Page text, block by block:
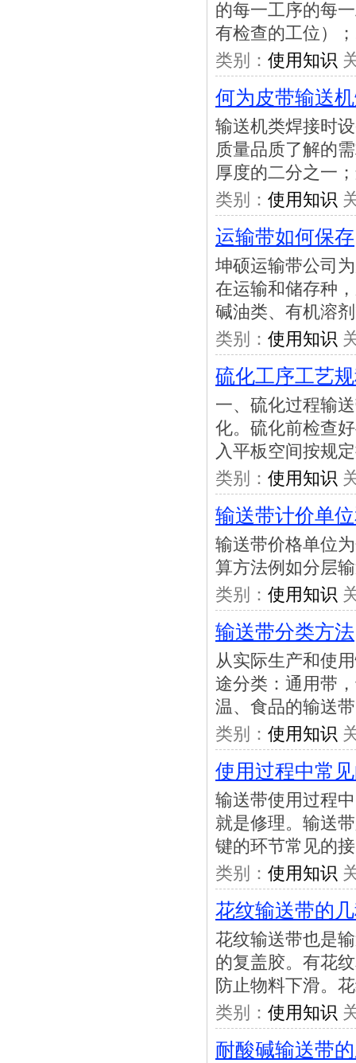
的每一工序的每
有检查的工位）
类别： 使用知识
何为皮带输送
输送机类焊接时
质量品质了解的
厚度的二分之一
类别： 使用知识
运输带如何保存
坤硕运输带公司
在运输和储存种
碱油类、有机溶
类别： 使用知识
硫化工序工艺
一、硫化过程输
化。硫化前检查
入平板空间按规
类别： 使用知识
输送带计价单
输送带价格单位
算方法例如分层
类别： 使用知识
输送带分类方法
从实际生产和使
途分类：通用带
温、食品的输送
类别： 使用知识
使用过程中常
输送带使用过程
就是修理。输送
键的环节常见的
类别： 使用知识
花纹输送带的
花纹输送带也是
的复盖胶。有花
防止物料下滑。
类别： 使用知识
耐酸碱输送带